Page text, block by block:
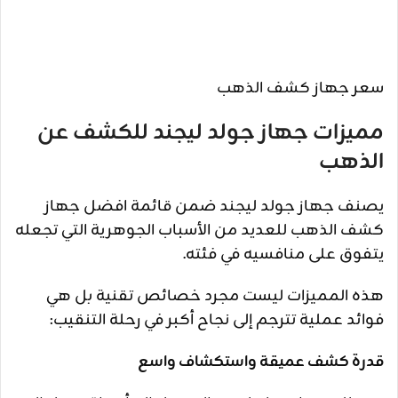
سعر جهاز كشف الذهب
مميزات جهاز جولد ليجند للكشف عن
الذهب
يصنف جهاز جولد ليجند ضمن قائمة افضل جهاز
كشف الذهب للعديد من الأسباب الجوهرية التي تجعله
يتفوق على منافسيه في فئته.
هذه المميزات ليست مجرد خصائص تقنية بل هي
فوائد عملية تترجم إلى نجاح أكبر في رحلة التنقيب:
قدرة كشف عميقة واستكشاف واسع